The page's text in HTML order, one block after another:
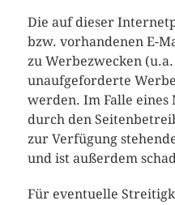
Die auf dieser
bzw. vorhandenen E-
zu Werbezwecken
unaufgeforderte
werden. Im Falle eines
durch den
zur Verfügung
und ist außerdem
Für eventuelle